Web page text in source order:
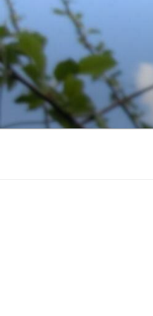
Zum
Inhalt
springen